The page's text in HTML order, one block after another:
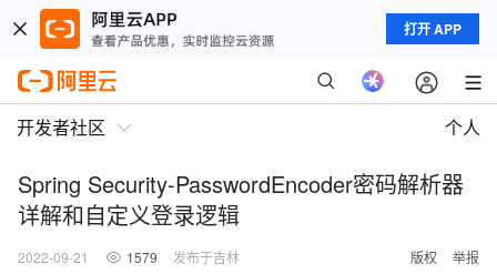
打开 APP
开发者社区 个人
Spring Security-PasswordEncoder密码解析器
详解和自定义登录逻辑
2022-09-21 1579 发布于吉林 版权 举报